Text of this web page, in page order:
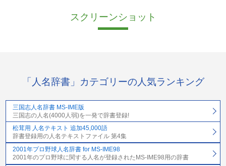
スクリーンショット
「人名辞書」カテゴリーの人気ランキング
三国志人名辞書 MS-IME版
三国志の人名(4000人弱)を一発で辞書登録!
松茸用 人名テキスト 追加45,000語
辞書登録用の人名テキストファイル 第4集
2001年プロ野球人名辞書 for MS-IME98
2001年のプロ野球に関する人名が登録されたMS-IME98用の辞書